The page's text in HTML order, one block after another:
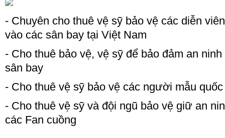
- Chuyên cho thuê vệ sỹ bảo vệ các diễn
vào các sân bay tại Việt Nam
- Cho thuê bảo vệ, vệ sỹ để bảo đảm an
sân bay
- Cho thuê vệ sỹ bảo vệ các người mẫu
- Cho thuê vệ sỹ và đội ngũ bảo vệ giữ an
các Fan cuồng